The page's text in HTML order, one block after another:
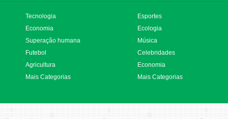
Tecnologia
Economia
Superação humana
Futebol
Agricultura
Mais Categorias
Esportes
Ecologia
Música
Celebridades
Economia
Mais Categorias